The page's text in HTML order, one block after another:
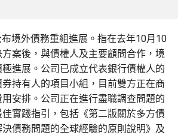
境外債務重組進展。指在去年10月10
方案後，與債權人及主要顧問合作，境
進展。公司已成立代表銀行債權人的
持有人的項目小組，目前雙方正在商
安排。公司正在進行盡職調查問題的
實踐指引，包括《第二版關於多方債
債務問題的全球經驗的原則說明》及